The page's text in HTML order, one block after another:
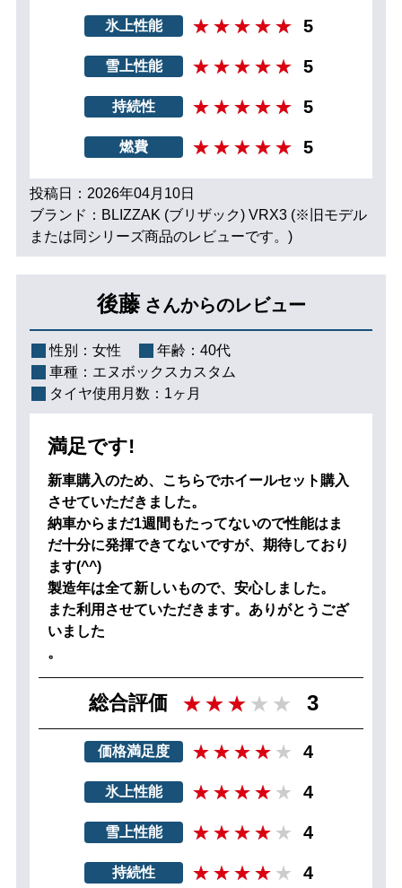
氷上性能 5
雪上性能 5
持続性 5
燃費 5
投稿日：2026年04月10日
ブランド：BLIZZAK (ブリザック) VRX3 (※旧モデル
または同シリーズ商品のレビューです。)
後藤 さんからのレビュー
性別： 女性 年齢： 40代
車種： エヌボックスカスタム
タイヤ使用月数： 1ヶ月
満足です!
新車購入のため、こちらでホイールセット購入
させていただきました。
納車からまだ1週間もたってないので性能はま
だ十分に発揮できてないですが、期待しており
ます(^^)
製造年は全て新しいもので、安心しました。
また利用させていただきます。ありがとうござ
いました
。
総合評価 3
価格満足度 4
氷上性能 4
雪上性能 4
持続性 4